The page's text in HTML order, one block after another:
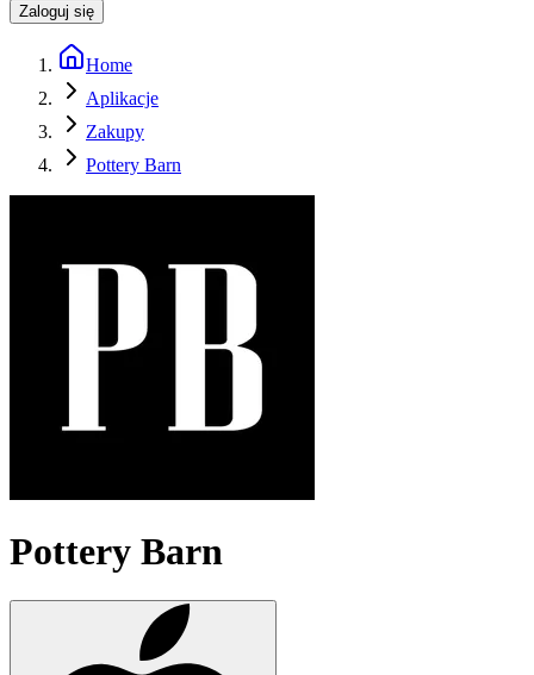
Zaloguj się
Home
Aplikacje
Zakupy
Pottery Barn
Pottery Barn